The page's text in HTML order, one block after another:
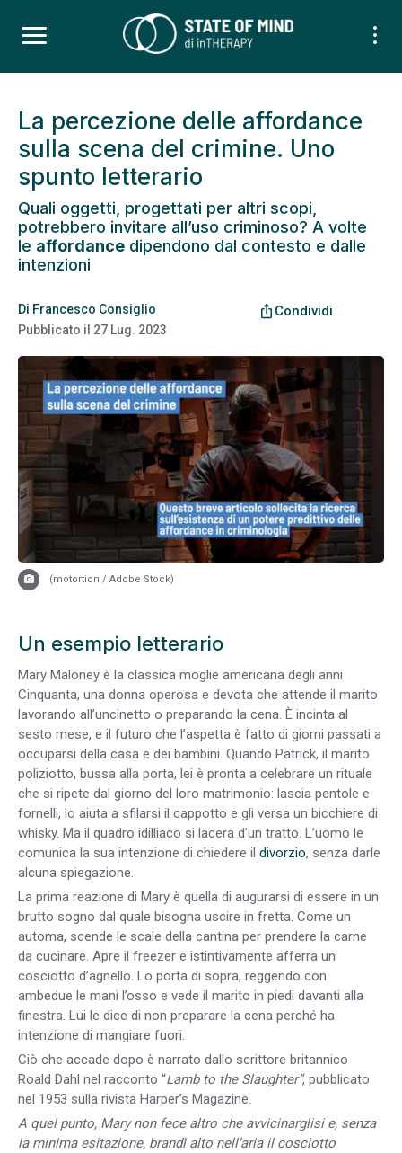
La percezione delle affordance
sulla scena del crimine. Uno
spunto letterario
Quali oggetti, progettati per altri scopi,
potrebbero invitare all’uso criminoso? A volte
le affordance dipendono dal contesto e dalle
intenzioni
Di Francesco Consiglio
Pubblicato il 27 Lug. 2023
ios_share Condividi
(motortion / Adobe Stock)
Un esempio letterario
Mary Maloney è la classica moglie americana degli anni
Cinquanta, una donna operosa e devota che attende il marito
lavorando all’uncinetto o preparando la cena. È incinta al
sesto mese, e il futuro che l’aspetta è fatto di giorni passati a
occuparsi della casa e dei bambini. Quando Patrick, il marito
poliziotto, bussa alla porta, lei è pronta a celebrare un rituale
che si ripete dal giorno del loro matrimonio: lascia pentole e
fornelli, lo aiuta a sfilarsi il cappotto e gli versa un bicchiere di
whisky. Ma il quadro idilliaco si lacera d’un tratto. L’uomo le
comunica la sua intenzione di chiedere il divorzio, senza darle
alcuna spiegazione.
La prima reazione di Mary è quella di augurarsi di essere in un
brutto sogno dal quale bisogna uscire in fretta. Come un
automa, scende le scale della cantina per prendere la carne
da cucinare. Apre il freezer e istintivamente afferra un
cosciotto d’agnello. Lo porta di sopra, reggendo con
ambedue le mani l’osso e vede il marito in piedi davanti alla
finestra. Lui le dice di non preparare la cena perché ha
intenzione di mangiare fuori.
Ciò che accade dopo è narrato dallo scrittore britannico
Roald Dahl nel racconto “Lamb to the Slaughter”, pubblicato
nel 1953 sulla rivista Harper’s Magazine.
A quel punto, Mary non fece altro che avvicinarglisi e, senza
la minima esitazione, brandì alto nell’aria il cosciotto